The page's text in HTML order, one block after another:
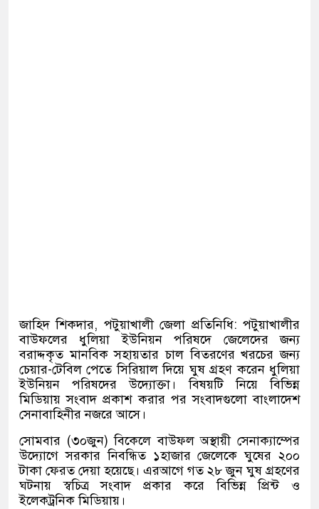
জাহিদ শিকদার, পটুয়াখালী জেলা প্রতিনিধি: পটুয়াখালীর
বাউফলের ধুলিয়া ইউনিয়ন পরিষদে জেলেদের জন্য
বরাদ্দকৃত মানবিক সহায়তার চাল বিতরণের খরচের জন্য
চেয়ার-টেবিল পেতে সিরিয়াল দিয়ে ঘুষ গ্রহণ করেন ধুলিয়া
ইউনিয়ন পরিষদের উদ্যোক্তা। বিষয়টি নিয়ে বিভিন্ন
মিডিয়ায় সংবাদ প্রকাশ করার পর সংবাদগুলো বাংলাদেশ
সেনাবাহিনীর নজরে আসে।
সোমবার (৩০জুন) বিকেলে বাউফল অস্থায়ী সেনাক্যাম্পের
উদ্যোগে সরকার নিবন্ধিত ১হাজার জেলেকে ঘুষের ২০০
টাকা ফেরত দেয়া হয়েছে। এরআগে গত ২৮ জুন ঘুষ গ্রহণের
ঘটনায় স্বচিত্র সংবাদ প্রকার করে বিভিন্ন প্রিন্ট ও
ইলেকট্রনিক মিডিয়ায়।